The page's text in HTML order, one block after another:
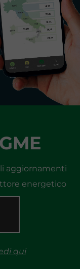
aggiornamenti
energetico
qui